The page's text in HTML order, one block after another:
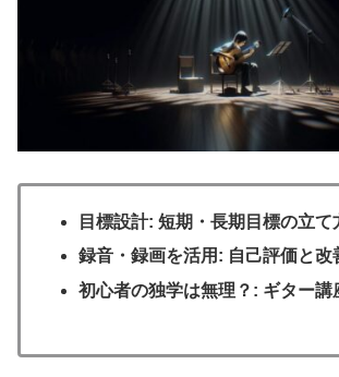
目標設計: 短期・長期目標の立て
録音・録画を活用: 自己評価と改
初心者の独学は無理？: ギター講